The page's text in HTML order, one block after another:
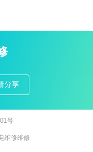
分享
号
维修维修